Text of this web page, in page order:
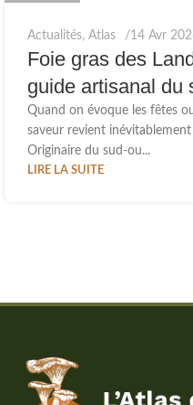
Actualités, Atlas 14 Avr
Foie gras des
guide artisanal du
Quand on évoque les fêtes
saveur revient
Originaire du sud-ou...
LIRE LA SUITE